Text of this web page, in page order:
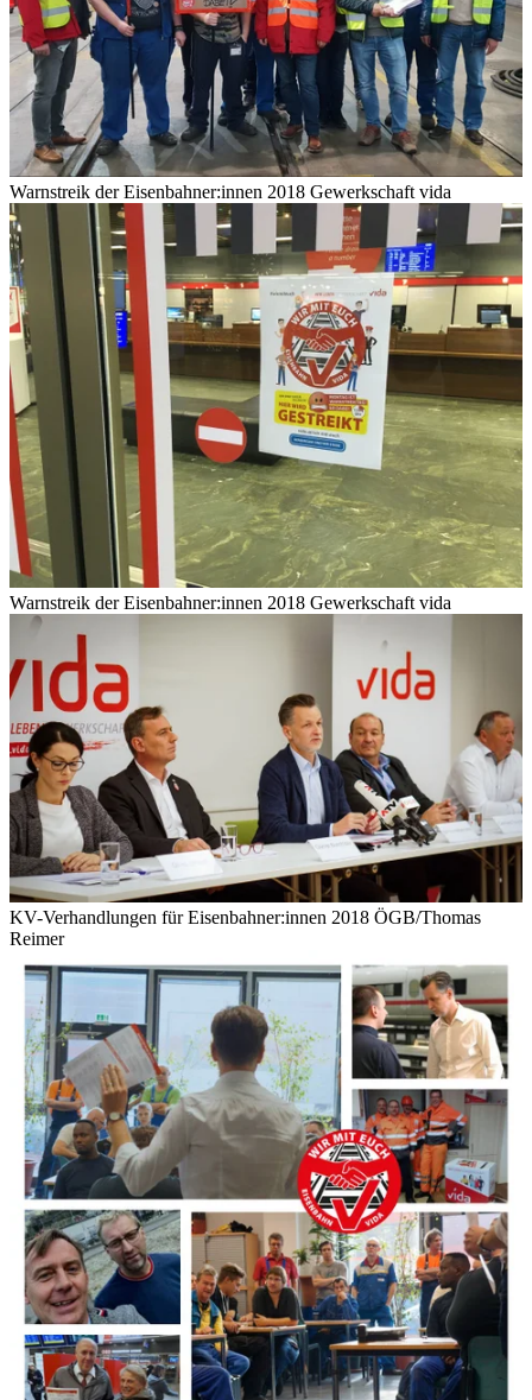
Warnstreik der Eisenbahner:innen 2018 Gewerkschaft vida
Warnstreik der Eisenbahner:innen 2018 Gewerkschaft vida
KV-Verhandlungen für Eisenbahner:innen 2018 ÖGB/Thomas
Reimer